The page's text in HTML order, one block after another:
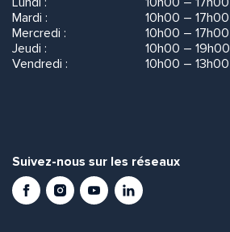
Mardi :
10h00 – 17h00
Mercredi :
10h00 – 17h00
Jeudi :
10h00 – 19h00
Vendredi :
10h00 – 13h00
Suivez-nous sur les réseaux
FacebookInstagramYoutubeLinkedIn